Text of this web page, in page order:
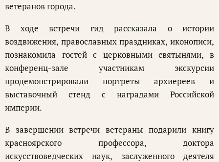
ветеранов города.
В ходе встречи гид рассказала о истории
воздвижения, православных праздниках, иконописи,
познакомила гостей с церковными святынями, в
конференц-зале участникам экскурсии
продемонстрировали портреты архиереев и
выставочный стенд с наградами Российской
империи.
В завершении встречи ветераны подарили книгу
красноярского профессора, доктора
искусствоведческих наук, заслуженного деятеля